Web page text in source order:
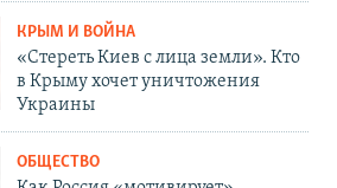
КРЫМ И ВОЙНА
«Стереть Киев с лица земли». Кто
в Крыму хочет уничтожения
Украины
ОБЩЕСТВО